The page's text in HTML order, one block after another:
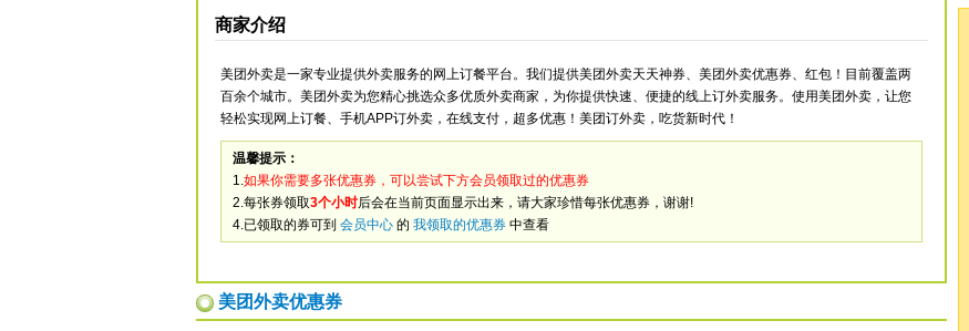
商家介绍
美团外卖是一家专业提供外卖服务的网上订餐平台。我们提供美团外卖天天神券、美团外卖优惠券、红包！目前覆盖两
百余个城市。美团外卖为您精心挑选众多优质外卖商家，为你提供快速、便捷的线上订外卖服务。使用美团外卖，让您
轻松实现网上订餐、手机APP订外卖，在线支付，超多优惠！美团订外卖，吃货新时代！
温馨提示：
1.如果你需要多张优惠券，可以尝试下方会员领取过的优惠券
2.每张券领取3个小时后会在当前页面显示出来，请大家珍惜每张优惠券，谢谢!
4.已领取的券可到 会员中心 的 我领取的优惠券 中查看
美团外卖优惠券